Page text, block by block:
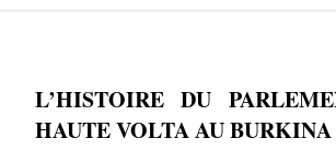
L’HISTOIRE DU
HAUTE VOLTA AU BURKINA